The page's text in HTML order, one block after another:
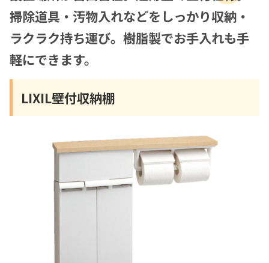
掃除道具・汚物入れなどをしっかり収納・
ラクラク持ち運び。樹脂製でお手入れも手
軽にできます。
LIXIL壁付収納棚